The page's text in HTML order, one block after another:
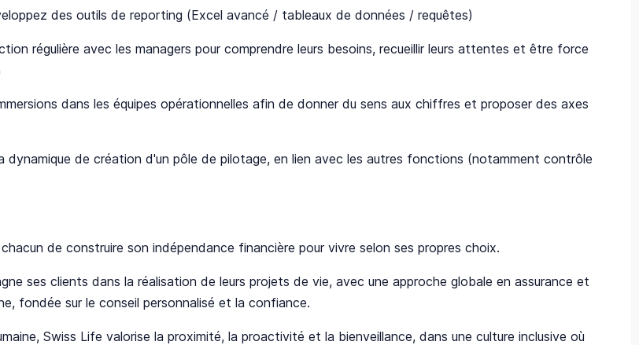
des outils de reporting (Excel avancé / tableaux de données / requêtes)
régulière avec les managers pour comprendre leurs besoins, recueillir leurs attentes et être force
dans les équipes opérationnelles afin de donner du sens aux chiffres et proposer des axes
dynamique de création d'un pôle de pilotage, en lien avec les autres fonctions (notamment contrôle
de construire son indépendance financière pour vivre selon ses propres choix.
ses clients dans la réalisation de leurs projets de vie, avec une approche globale en assurance et
fondée sur le conseil personnalisé et la confiance.
Swiss Life valorise la proximité, la proactivité et la bienveillance, dans une culture inclusive où